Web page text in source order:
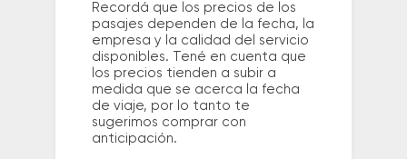
Recordá que los precios de los
pasajes dependen de la fecha, la
empresa y la calidad del servicio
disponibles. Tené en cuenta que
los precios tienden a subir a
medida que se acerca la fecha
de viaje, por lo tanto te
sugerimos comprar con
anticipación.